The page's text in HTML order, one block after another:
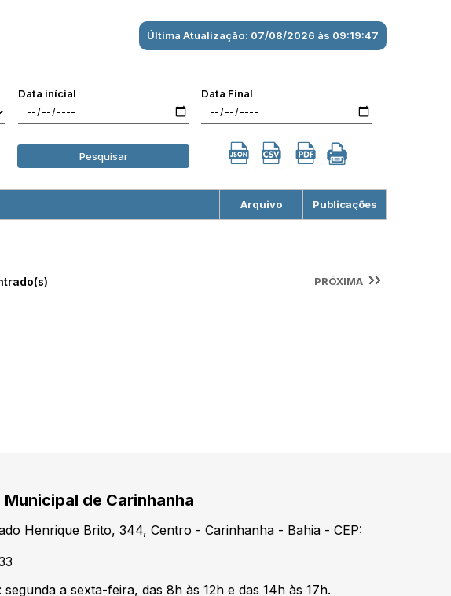
Última Atualização: 07/08/2026 às 09:19:47
Data inícial Data Final
Pesquisar
Arquivo Publicações
PRÓXIMA
de Carinhanha
Henrique Brito, 344, Centro - Carinhanha - Bahia - CEP:
segunda a sexta-feira, das 8h às 12h e das 14h às 17h.